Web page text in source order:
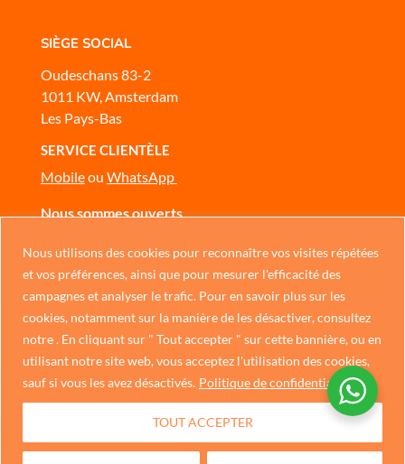
Nous utilisons des cookies pour reconnaître vos visites répétées
et vos préférences, ainsi que pour mesurer l'efficacité des
campagnes et analyser le trafic. Pour en savoir plus sur les
cookies, notamment sur la manière de les désactiver, consultez
notre . En cliquant sur " Tout accepter " sur cette bannière, ou en
utilisant notre site web, vous acceptez l'utilisation des cookies,
sauf si vous les avez désactivés. Politique de confidentialité
TOUT ACCEPTER
SIÈGE SOCIAL
Oudeschans 83-2
1011 KW, Amsterdam
Les Pays-Bas
SERVICE CLIENTÈLE
Mobileou WhatsApp
Nous sommes ouverts
NOUS CONTACTER
Politique de confidentialité
English
Spanish
Portuguese
Italian
German
Chinese